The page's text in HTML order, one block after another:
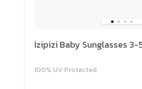
İzipizi Baby Sunglasses
100% UV Protected